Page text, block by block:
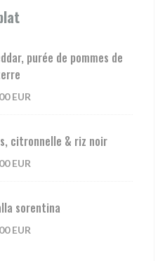
purée de pommes de
EUR
citronnelle & riz noir
EUR
sorentina
EUR